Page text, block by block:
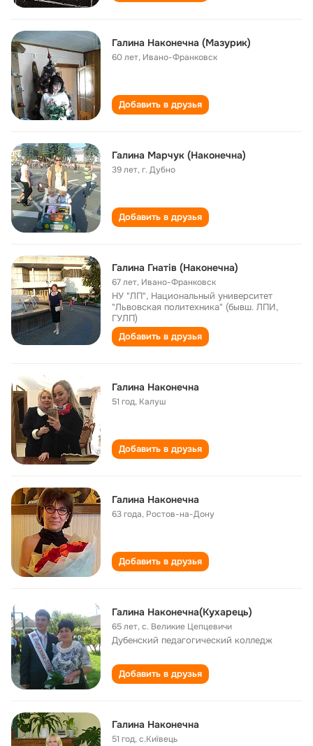
Галина Наконечна (Мазурик)
60 лет, Ивано-Франковск
Добавить в друзья
Галина Марчук (Наконечна)
39 лет,г. Дубно
Добавить в друзья
Галина Гнатів (Наконечна)
67 лет, Ивано-Франковск
НУ "ЛП", Национальный университет
"Львовская политехника" (бывш. ЛПИ,
ГУЛП)
Добавить в друзья
Галина Наконечна
51 год, Калуш
Добавить в друзья
Галина Наконечна
63 года, Ростов-на-Дону
Добавить в друзья
Галина Наконечна(Кухарець)
65 лет,с. Великие Цепцевичи
Дубенский педагогический колледж
Добавить в друзья
Галина Наконечна
51 год,с.Київець